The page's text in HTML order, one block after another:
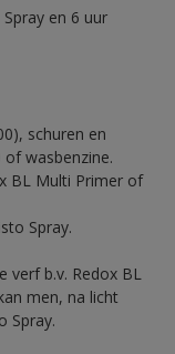
en 6 uur
schuren en
wasbenzine.
BL Multi Primer of
Spray.
b.v. Redox BL
men, na licht
Spray.